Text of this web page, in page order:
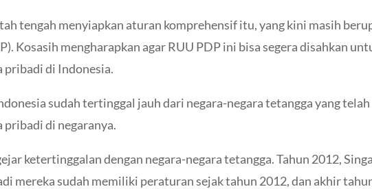
tengah menyiapkan aturan komprehensif itu, yang kini masih
Kosasih mengharapkan agar RUU PDP ini bisa segera disahkan
pribadi di Indonesia.
sudah tertinggal jauh dari negara-negara tetangga yang
pribadi di negaranya.
ketertinggalan dengan negara-negara tetangga. Tahun 2012,
mereka sudah memiliki peraturan sejak tahun 2012, dan akhir